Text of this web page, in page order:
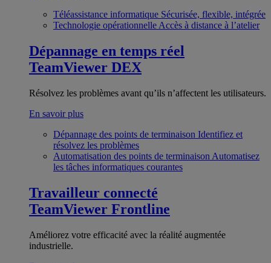
Téléassistance informatique Sécurisée, flexible, intégrée
Technologie opérationnelle Accès à distance à l’atelier
Dépannage en temps réel
TeamViewer DEX
Résolvez les problèmes avant qu’ils n’affectent les utilisateurs.
En savoir plus
Dépannage des points de terminaison Identifiez et
résolvez les problèmes
Automatisation des points de terminaison Automatisez
les tâches informatiques courantes
Travailleur connecté
TeamViewer Frontline
Améliorez votre efficacité avec la réalité augmentée
industrielle.